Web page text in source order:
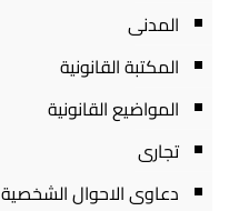
المدنى
المكتبة القانونية
المواضيع القانونية
تجارى
دعاوى الاحوال الشخصية